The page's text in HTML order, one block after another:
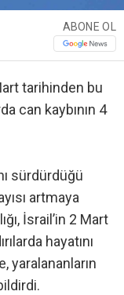
ABONE OL
tarihinden bu
can kaybının 4
sürdürdüğü
artmaya
İsrail’in 2 Mart
hayatını
yaralananların